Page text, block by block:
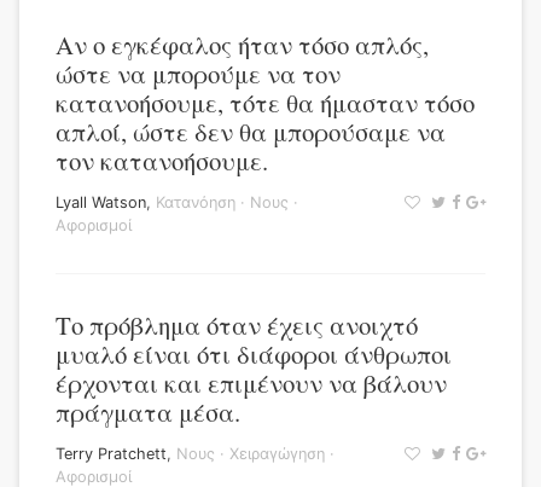
Αν ο εγκέφαλος ήταν τόσο απλός,
ώστε να μπορούμε να τον
κατανοήσουμε, τότε θα ήμασταν τόσο
απλοί, ώστε δεν θα μπορούσαμε να
τον κατανοήσουμε.
Lyall Watson, Κατανόηση · Νους ·
Αφορισμοί
Το πρόβλημα όταν έχεις ανοιχτό
μυαλό είναι ότι διάφοροι άνθρωποι
έρχονται και επιμένουν να βάλουν
πράγματα μέσα.
Terry Pratchett, Νους · Χειραγώγηση ·
Αφορισμοί